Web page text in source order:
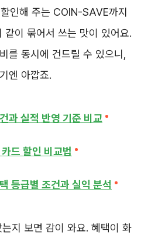
인해 주는 COIN-SAVE까지
이 묶어서 쓰는 맛이 있어요.
를 동시에 건드릴 수 있으니,
엔 아깝죠.
과 실적 반영 기준 비교
드 할인 비교법
등급별 조건과 실익 분석
지 보면 감이 와요. 혜택이 화